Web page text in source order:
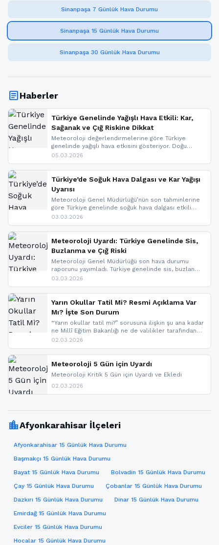
Sinanpaşa 7 Günlük Hava Durumu
Sinanpaşa 15 Günlük Hava Durumu
Sinanpaşa 30 Günlük Hava Durumu
articleHaberler
Türkiye Genelinde Yağışlı Hava Etkili: Kar,
Sağanak ve Çığ Riskine Dikkat
Meteoroloji değerlendirmelerine göre Türkiye
genelinde yağışlı hava etkisini gösteriyor. Doğu
bölgelerinde kar yağışı beklenirken Marmara ve
ise çığ tehlikesi bulunuyor. İç kesimlerde sis ve pus
nedeniyle görüş mesafesinde azalma
yaşanabileceği belirtiliyor.
05.03.2026
Türkiye’de Soğuk Hava Dalgası ve Kar Yağışı
Uyarısı
Meteoroloji Genel Müdürlüğü’nün son tahminlerine
göre Türkiye genelinde soğuk hava dalgası etkili
oluyor. Birçok il için kar yağışı ve buzlanma uyarısı
03.03.2026
Meteoroloji Uyardı: Türkiye Genelinde Sis,
Buzlanma ve Çığ Riski
Meteoroloji Genel Müdürlüğü son hava durumu
raporunu yayımladı. Türkiye genelinde sis, buzlanma
ve don beklenirken Doğu Anadolu ve Doğu
yapıldı. İşte son dakika meteoroloji gelişmeleri.
03.03.2026
Yarın Okullar Tatil Mi? Resmi Açıklama Var
Mı? İşte Son Durum
“Yarın okullar tatil mi?” sorusuna ilişkin şu ana kadar
ne Millî Eğitim Bakanlığı ne de valilikler tarafından
yapılmış resmi bir tatil açıklaması bulunmamaktadır.
paylaşacağız. En hızlı şekilde haberdar olmak için
sitemizi takip edebilir ve bildirimleri açabilirsiniz.
02.03.2026
Meteoroloji 5 Gün için Uyardı
Meteoroloji Kritik 5 Gün için Uyardı ve Ekledi
02.03.2026
location_cityAfyonkarahisar İlçeleri
Afyonkarahisar 15 Günlük Hava Durumu
Başmakçı 15 Günlük Hava Durumu
Bayat 15 Günlük Hava Durumu
Bolvadin 15 Günlük Hava Durumu
Çay 15 Günlük Hava Durumu
Çobanlar 15 Günlük Hava Durumu
Dazkırı 15 Günlük Hava Durumu
Dinar 15 Günlük Hava Durumu
Emirdağ 15 Günlük Hava Durumu
Evciler 15 Günlük Hava Durumu
Hocalar 15 Günlük Hava Durumu